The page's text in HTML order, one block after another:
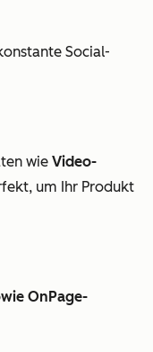
Social-
wie Video-
um Ihr Produkt
OnPage-